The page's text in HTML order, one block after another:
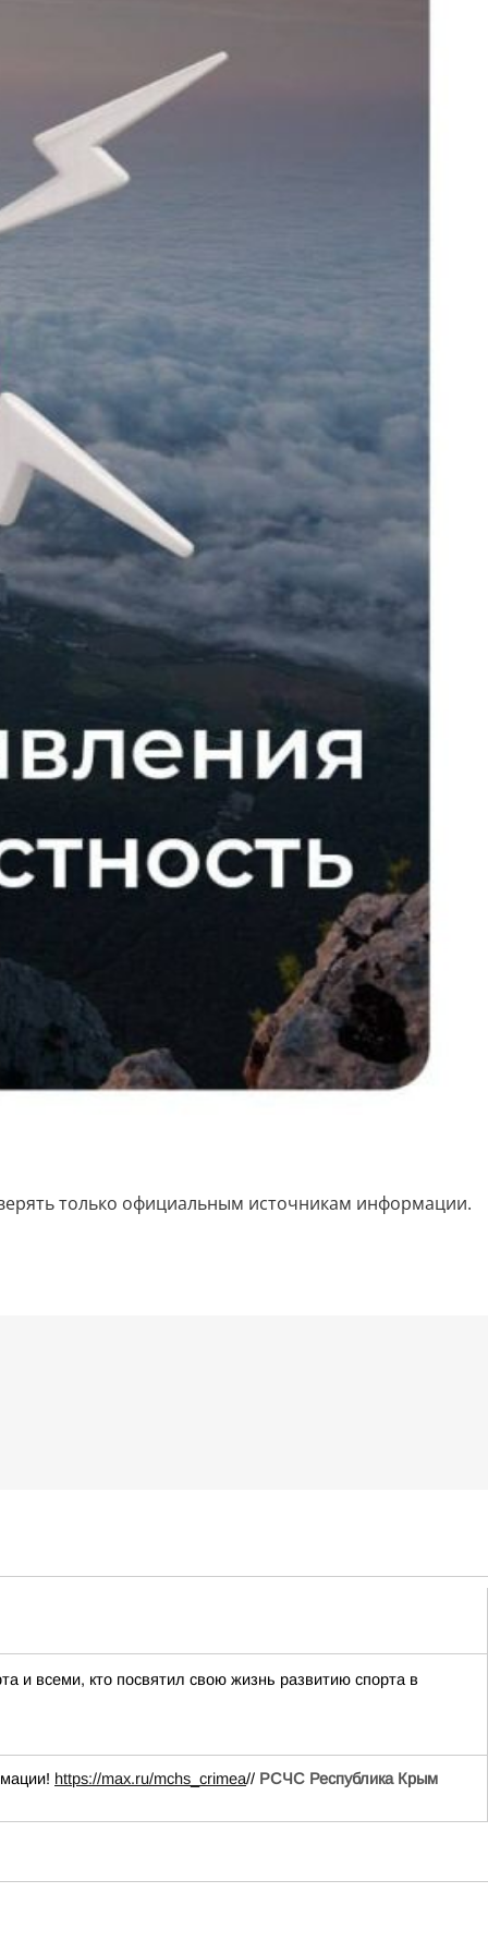
только официальным источникам информации.
и всеми, кто посвятил свою жизнь развитию спорта в
https://max.ru/mchs_crimea// РСЧС Республика Крым